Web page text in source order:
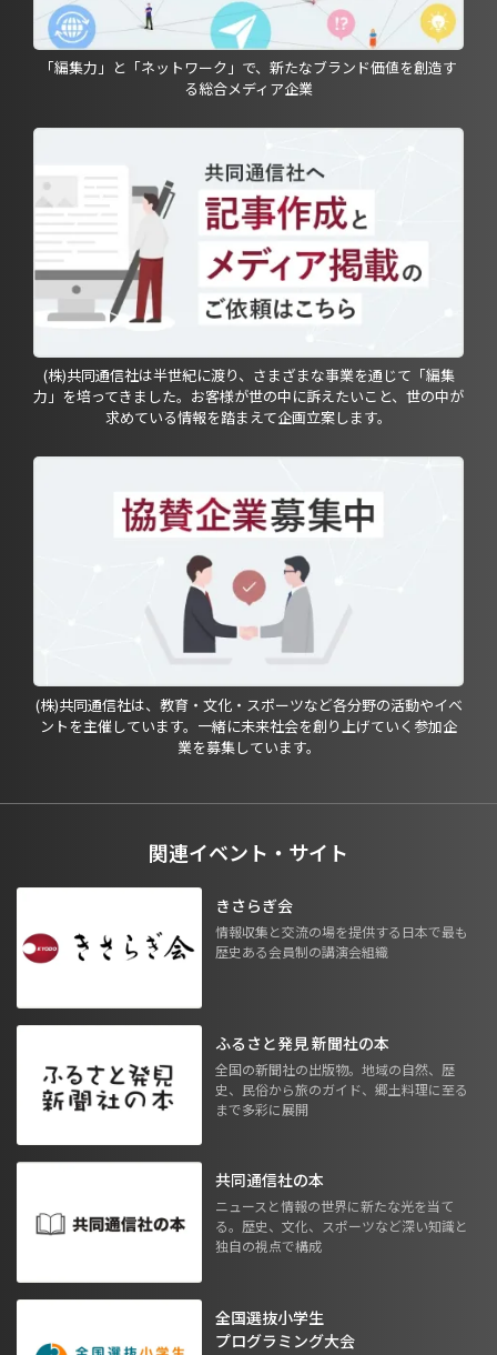
「編集力」と「ネットワーク」で、新たなブランド価値を創造す
る総合メディア企業
(株)共同通信社は半世紀に渡り、さまざまな事業を通じて「編集
力」を培ってきました。お客様が世の中に訴えたいこと、世の中が
求めている情報を踏まえて企画立案します。
(株)共同通信社は、教育・文化・スポーツなど各分野の活動やイベ
ントを主催しています。一緒に未来社会を創り上げていく参加企
業を募集しています。
関連イベント・サイト
きさらぎ会
情報収集と交流の場を提供する日本で最も
歴史ある会員制の講演会組織
ふるさと発見 新聞社の本
全国の新聞社の出版物。地域の自然、歴
史、民俗から旅のガイド、郷土料理に至る
まで多彩に展開
共同通信社の本
ニュースと情報の世界に新たな光を当て
る。歴史、文化、スポーツなど深い知識と
独自の視点で構成
全国選抜小学生
プログラミング大会